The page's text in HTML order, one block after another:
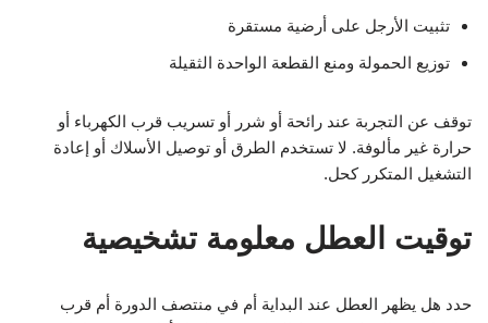
تثبيت الأرجل على أرضية مستقرة
توزيع الحمولة ومنع القطعة الواحدة الثقيلة
توقف عن التجربة عند رائحة أو شرر أو تسريب قرب الكهرباء أو
حرارة غير مألوفة. لا تستخدم الطرق أو توصيل الأسلاك أو إعادة
التشغيل المتكرر كحل.
توقيت العطل معلومة تشخيصية
حدد هل يظهر العطل عند البداية أم في منتصف الدورة أم قرب